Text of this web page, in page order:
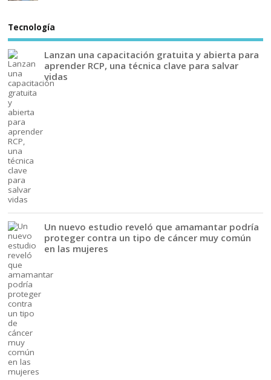
Tecnología
Lanzan una capacitación gratuita y abierta para
aprender RCP, una técnica clave para salvar
vidas
Un nuevo estudio reveló que amamantar podría
proteger contra un tipo de cáncer muy común
en las mujeres